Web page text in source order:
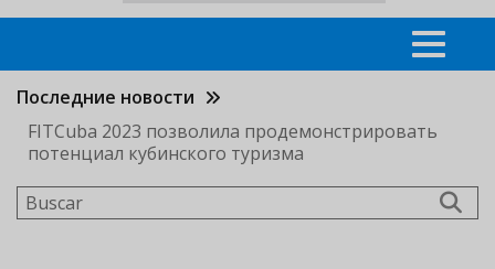
Последние новости
FITCuba 2023 позволила продемонстрировать
потенциал кубинского туризма
Buscar